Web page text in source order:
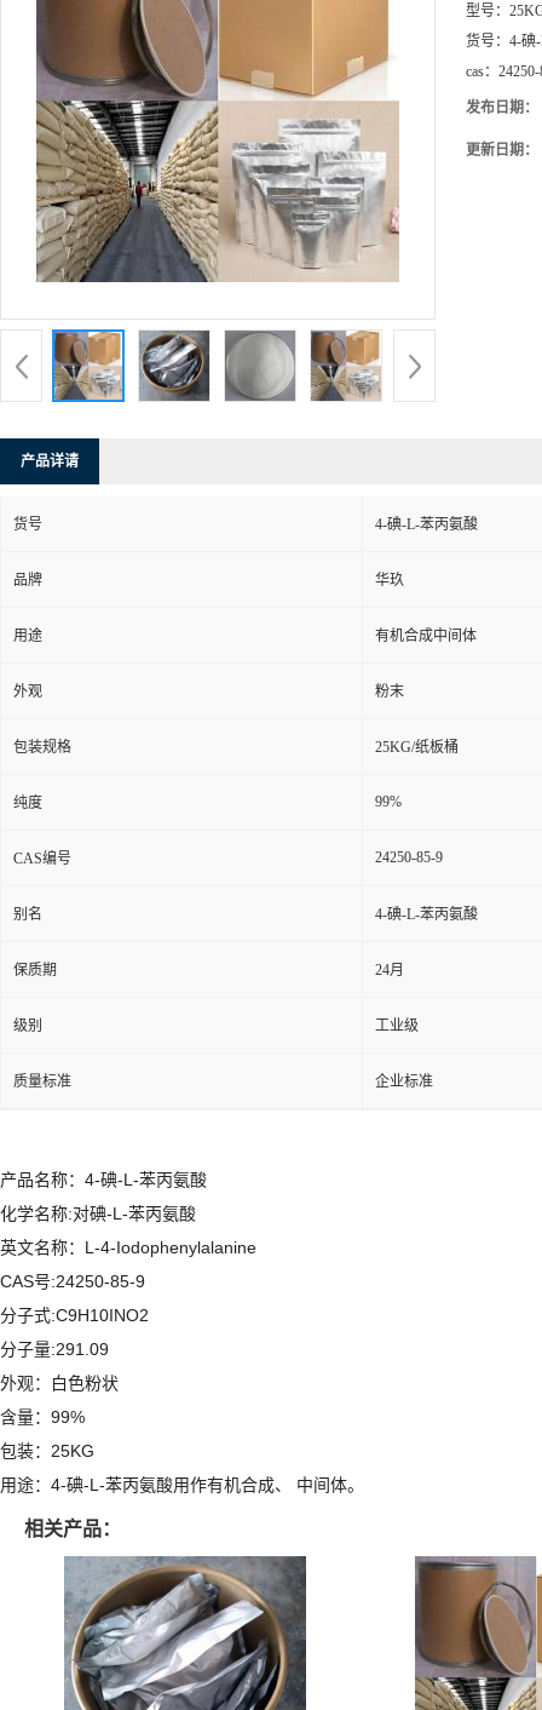
型号：
货号： 4-碘
cas：
发布日期：
更新日期：
产品详请
货号 4-碘-L-苯丙氨酸
品牌 华玖
用途 有机合成中间体
外观 粉末
包装规格 25KG/纸板桶
纯度 99%
CAS编号 24250-85-9
别名 4-碘-L-苯丙氨酸
保质期 24月
级别 工业级
质量标准 企业标准
产品名称：4-碘-L-苯丙氨酸
化学名称:对碘-L-苯丙氨酸
英文名称：L-4-Iodophenylalanine
CAS号:24250-85-9
分子式:C9H10INO2
分子量:291.09
外观：白色粉状
含量：99%
包装：25KG
用途：4-碘-L-苯丙氨酸用作有机合成、 中间体。
相关产品：